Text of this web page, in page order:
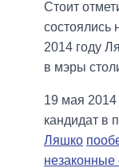
Стоит
состоялись
2014 году
в мэры
19 мая 2014
кандидат в
Ляшко
незаконные